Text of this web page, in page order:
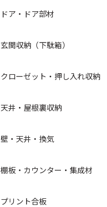
ドア・ドア部材
玄関収納（下駄箱）
クローゼット・押し入れ収納
天井・屋根裏収納
壁・天井・換気
棚板・カウンター・集成材
プリント合板